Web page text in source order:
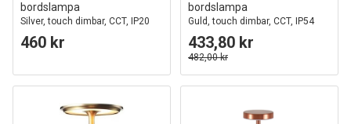
bordslampa
Silver, touch dimbar, CCT, IP20
460 kr
bordslampa
Guld, touch dimbar, CCT, IP54
inne/ute
433,80 kr
482,00 kr